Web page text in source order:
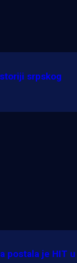
Izeta
srpskog
postala je HIT u